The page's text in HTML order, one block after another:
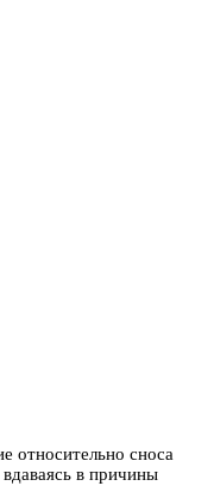
относительно сноса
в причины